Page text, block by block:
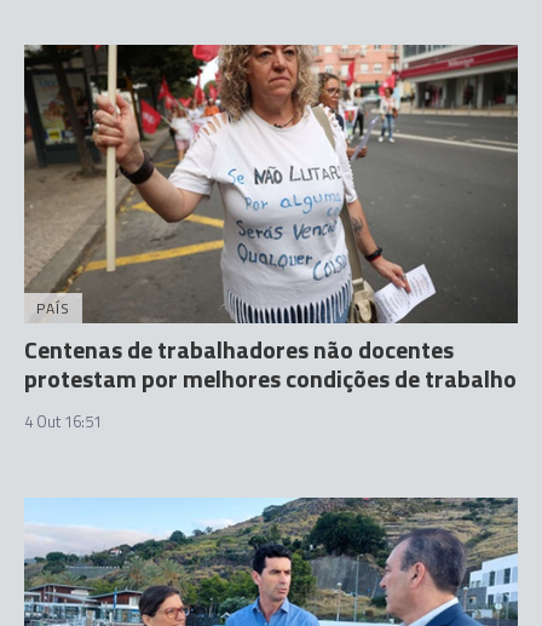
PAÍS
Centenas de trabalhadores não docentes
protestam por melhores condições de trabalho
4 Out 16:51